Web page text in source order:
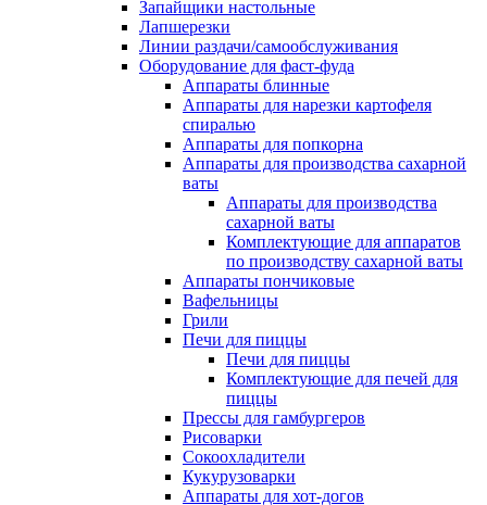
Запайщики настольные
Лапшерезки
Линии раздачи/самообслуживания
Оборудование для фаст-фуда
Аппараты блинные
Аппараты для нарезки картофеля
спиралью
Аппараты для попкорна
Аппараты для производства сахарной
ваты
Аппараты для производства
сахарной ваты
Комплектующие для аппаратов
по производству сахарной ваты
Аппараты пончиковые
Вафельницы
Грили
Печи для пиццы
Печи для пиццы
Комплектующие для печей для
пиццы
Прессы для гамбургеров
Рисоварки
Сокоохладители
Кукурузоварки
Аппараты для хот-догов